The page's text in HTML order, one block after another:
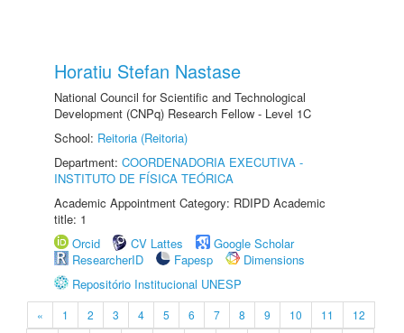
Horatiu Stefan Nastase
National Council for Scientific and Technological
Development (CNPq) Research Fellow - Level 1C
School: Reitoria (Reitoria)
Department: COORDENADORIA EXECUTIVA -
INSTITUTO DE FÍSICA TEÓRICA
Academic Appointment Category: RDIPD Academic
title: 1
Orcid
CV Lattes
Google Scholar
ResearcherID
Fapesp
Dimensions
Repositório Institucional UNESP
« 1 2 3 4 5 6 7 8 9 10 11
12